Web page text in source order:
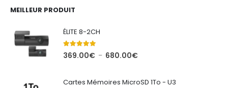
MEILLEUR PRODUIT
ÉLITE 8-2CH
5.00out of 5
369.00€ – 680.00€Plage
Cartes Mémoires MicroSD 1To - U3